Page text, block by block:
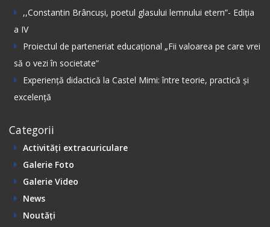
,,Constantin Вrâncuși, poetul glasului lemnului etern”- Ediția
а IV
Proiectul de parteneriat educațional „Fii valoarea pe care vrei
să o vezi în societate”
Experiență didactică la Castel Mimi: între teorie, practică și
excelență
Categorii
Activități extracuriculare
Galerie Foto
Galerie Video
News
Noutăți